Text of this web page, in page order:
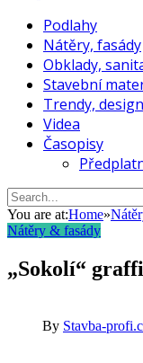
Podlahy
Nátěry, fasády
Obklady,
Stavební
Trendy, design
Videa
Časopisy
You are at:Home»
Nátěry & fasády
„Sokolí“
By Stavba-